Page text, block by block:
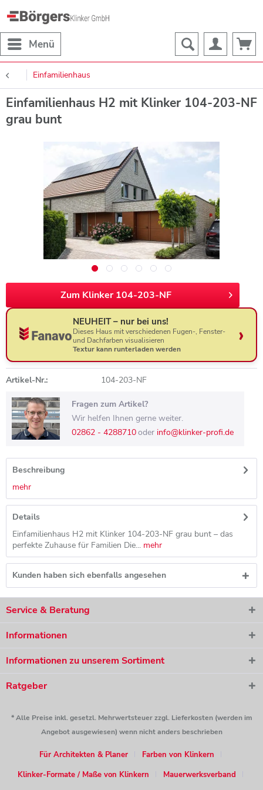
Menü
Einfamilienhaus
Einfamilienhaus H2 mit Klinker 104-203-NF
grau bunt
Zum Klinker 104-203-NF
NEUHEIT – nur bei uns!
Dieses Haus mit verschiedenen Fugen-, Fenster-
und Dachfarben visualisieren
Textur kann runterladen werden
Artikel-Nr.: 104-203-NF
Fragen zum Artikel?
Wir helfen Ihnen gerne weiter.
02862 - 4288710oder info@klinker-profi.de
Beschreibung
mehr
Details
Einfamilienhaus H2 mit Klinker 104-203-NF grau bunt – das
perfekte Zuhause für Familien Die... mehr
Kunden haben sich ebenfalls angesehen
Service & Beratung
Informationen
Informationen zu unserem Sortiment
Ratgeber
* Alle Preise inkl. gesetzl. Mehrwertsteuer zzgl. Lieferkosten (werden im
Angebot ausgewiesen) wenn nicht anders beschrieben
Für Architekten & Planer
Farben von Klinkern
Klinker-Formate / Maße von Klinkern
Mauerwerksverband